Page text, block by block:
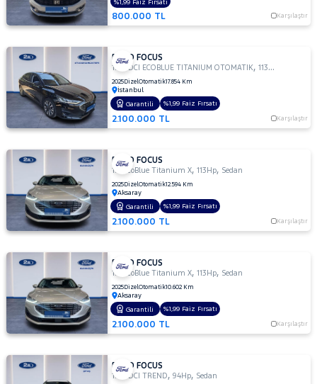
800.000 TL Karşılaştır
%1,99 Faiz Fırsatı
FORD FOCUS
1.5 TDCI ECOBLUE TITANIUM OTOMATIK,113Hp
2025DizelOtomatik17.854 Km
İstanbul
2.100.000 TL Karşılaştır
Garantili %1,99 Faiz Fırsatı
FORD FOCUS
1.5 EcoBlue Titanium X,113Hp, Sedan
2025DizelOtomatik12.594 Km
Aksaray
2.100.000 TL Karşılaştır
Garantili %1,99 Faiz Fırsatı
FORD FOCUS
1.5 EcoBlue Titanium X,113Hp, Sedan
2025DizelOtomatik10.602 Km
Aksaray
2.100.000 TL Karşılaştır
Garantili %1,99 Faiz Fırsatı
FORD FOCUS
1.6 TDCI TREND,94Hp, Sedan